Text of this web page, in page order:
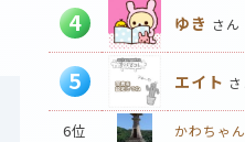
4 ゆき さん
5 エイト
6位 かわちゃん